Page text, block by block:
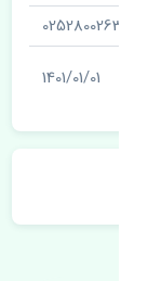
0252800263
1401/01/01